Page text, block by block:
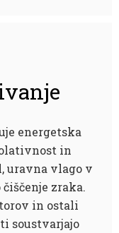
energetska
in
uravna vlago v
zraka.
in ostali
soustvarjajo